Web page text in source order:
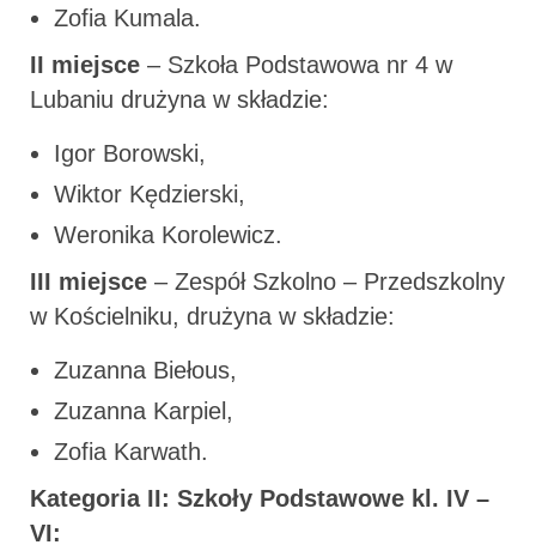
Zofia Kumala.
II miejsce – Szkoła Podstawowa nr 4 w
Lubaniu drużyna w składzie:
Igor Borowski,
Wiktor Kędzierski,
Weronika Korolewicz.
III miejsce – Zespół Szkolno – Przedszkolny
w Kościelniku, drużyna w składzie:
Zuzanna Biełous,
Zuzanna Karpiel,
Zofia Karwath.
Kategoria II: Szkoły Podstawowe kl. IV –
VI: